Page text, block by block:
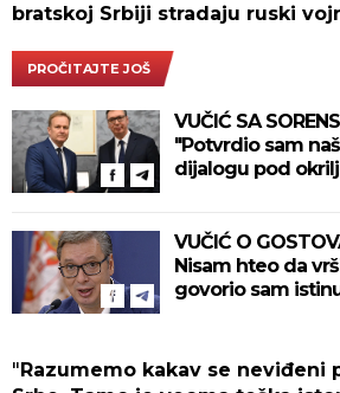
bratskoj Srbiji stradaju ruski
PROČITAJTE JOŠ
VUČIĆ SA
"Potvrdio sam
dijalogu pod
VUČIĆ O
Nisam hteo da
govorio sam
"Razumemo kakav se neviđeni